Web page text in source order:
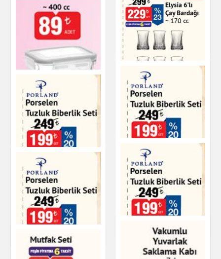
Altın Rimli Porselen
Çay Fincan Seti
Mutfak Ürünleri
Gold Rimli Kase
Mutfak Ürünleri
Elysia 6'lı Çay
Bardağı - 170 cc
Mutfak Ürünleri
Plastik Saklama Kabı
400 cc
Mutfak Ürünleri
Porland Porselen
Tuzluk Biberlik Seti
Porland Porselen 2'li
Tuzluk Biberlik Seti
Mutfak Ürünleri